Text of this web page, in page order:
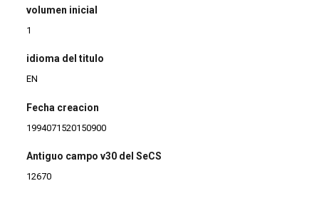
volumen inicial
1
idioma del titulo
EN
Fecha creacion
1994071520150900
Antiguo campo v30 del SeCS
12670